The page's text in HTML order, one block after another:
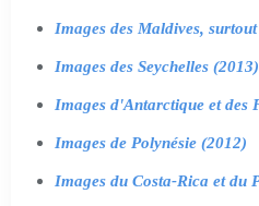
Images des Maldives,
Images des Seychelles (2013)
Images d'Antarctique et des
Images de Polynésie (2012)
Images du Costa-Rica et du